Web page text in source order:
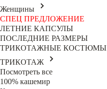
Женщины
СПЕЦ ПРЕДЛОЖЕНИЕ
ЛЕТНИЕ КАПСУЛЫ
ПОСЛЕДНИЕ РАЗМЕРЫ
ТРИКОТАЖНЫЕ КОСТЮМЫ
ТРИКОТАЖ
Посмотреть все
100% кашемир